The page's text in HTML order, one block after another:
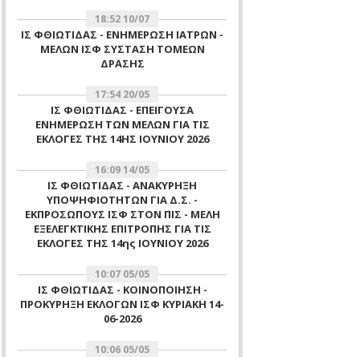
18:52 10/07
ΙΣ ΦΘΙΩΤΙΔΑΣ - ΕΝΗΜΕΡΩΣΗ ΙΑΤΡΩΝ -
ΜΕΛΩΝ ΙΣΦ ΣΥΣΤΑΣΗ ΤΟΜΕΩΝ
ΔΡΑΣΗΣ
17:54 20/05
ΙΣ ΦΘΙΩΤΙΔΑΣ - ΕΠΕΙΓΟΥΣΑ
ΕΝΗΜΕΡΩΣΗ ΤΩΝ ΜΕΛΩΝ ΓΙΑ ΤΙΣ
ΕΚΛΟΓΕΣ ΤΗΣ 14ΗΣ ΙΟΥΝΙΟΥ 2026
16:09 14/05
ΙΣ ΦΘΙΩΤΙΔΑΣ - ΑΝΑΚΥΡΗΞΗ
ΥΠΟΨΗΦΙΟΤΗΤΩΝ ΓΙΑ Δ.Σ. -
ΕΚΠΡΟΣΩΠΟΥΣ ΙΣΦ ΣΤΟΝ ΠΙΣ - ΜΕΛΗ
ΕΞΕΛΕΓΚΤΙΚΗΣ ΕΠΙΤΡΟΠΗΣ ΓΙΑ ΤΙΣ
ΕΚΛΟΓΕΣ ΤΗΣ 14ης ΙΟΥΝΙΟΥ 2026
10:07 05/05
ΙΣ ΦΘΙΩΤΙΔΑΣ - ΚΟΙΝΟΠΟΙΗΣΗ -
ΠΡΟΚΥΡΗΞΗ ΕΚΛΟΓΩΝ ΙΣΦ ΚΥΡΙΑΚΗ 14-
06-2026
10:06 05/05